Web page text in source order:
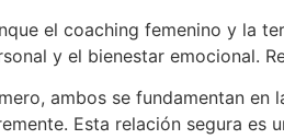
el coaching femenino y la
y el bienestar emocional.
ambos se fundamentan
Esta relación segura es